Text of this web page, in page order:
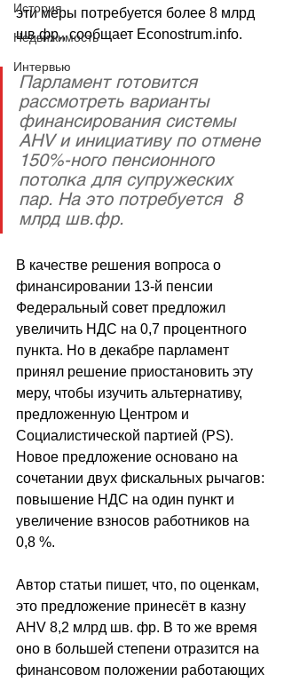
История
Недвижимость
Интервью
эти меры потребуется более 8 млрд
шв.фр., сообщает Econostrum.info.
Парламент готовится
рассмотреть варианты
финансирования системы
AHV и инициативу по отмене
150%-ного пенсионного
потолка для супружеских
пар. На это потребуется  8
млрд шв.фр.
В качестве решения вопроса о
финансировании 13-й пенсии
Федеральный совет предложил
увеличить НДС на 0,7 процентного
пункта. Но в декабре парламент
принял решение приостановить эту
меру, чтобы изучить альтернативу,
предложенную Центром и
Социалистической партией (PS).
Новое предложение основано на
сочетании двух фискальных рычагов:
повышение НДС на один пункт и
увеличение взносов работников на
0,8 %.
Автор статьи пишет, что, по оценкам,
это предложение принесёт в казну
AHV 8,2 млрд шв. фр. В то же время
оно в большей степени отразится на
финансовом положении работающих